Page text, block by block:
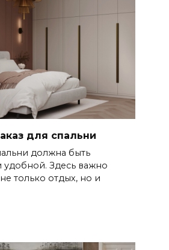
для спальни
должна быть
Здесь важно
только отдых, но и